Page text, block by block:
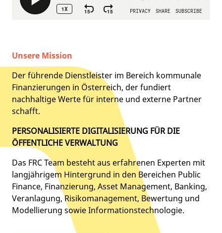
Unsere Mission
Der führende Dienstleister im Bereich kommunale
Finanzierungen in Österreich, der fundiert
nachhaltige Werte für interne und externe Partner
schafft.
PERSONALISIERTE DIGITALISIERUNG FÜR DIE
ÖFFENTLICHE VERWALTUNG
Das FRC Team besteht aus erfahrenen Experten mit
langjährigem Hintergrund in den Bereichen Public
Finance, Finanzierung, Asset Management, Banking,
Veranlagung, Risikomanagement, Bewertung und
Modellierung sowie Informationstechnologie.